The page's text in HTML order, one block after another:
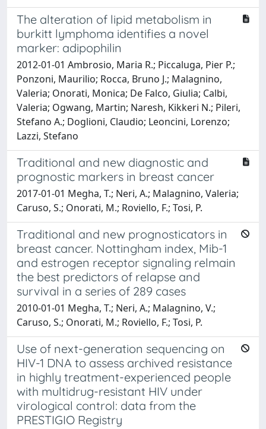
The alteration of lipid metabolism in
burkitt lymphoma identifies a novel
marker: adipophilin
2012-01-01 Ambrosio, Maria R.; Piccaluga, Pier P.;
Ponzoni, Maurilio; Rocca, Bruno J.; Malagnino,
Valeria; Onorati, Monica; De Falco, Giulia; Calbi,
Valeria; Ogwang, Martin; Naresh, Kikkeri N.; Pileri,
Stefano A.; Doglioni, Claudio; Leoncini, Lorenzo;
Lazzi, Stefano
Traditional and new diagnostic and
prognostic markers in breast cancer
2017-01-01 Megha, T.; Neri, A.; Malagnino, Valeria;
Caruso, S.; Onorati, M.; Roviello, F.; Tosi, P.
Traditional and new prognosticators in
breast cancer. Nottingham index, Mib-1
and estrogen receptor signaling relmain
the best predictors of relapse and
survival in a series of 289 cases
2010-01-01 Megha, T.; Neri, A.; Malagnino, V.;
Caruso, S.; Onorati, M.; Roviello, F.; Tosi, P.
Use of next-generation sequencing on
HIV-1 DNA to assess archived resistance
in highly treatment-experienced people
with multidrug-resistant HIV under
virological control: data from the
PRESTIGIO Registry